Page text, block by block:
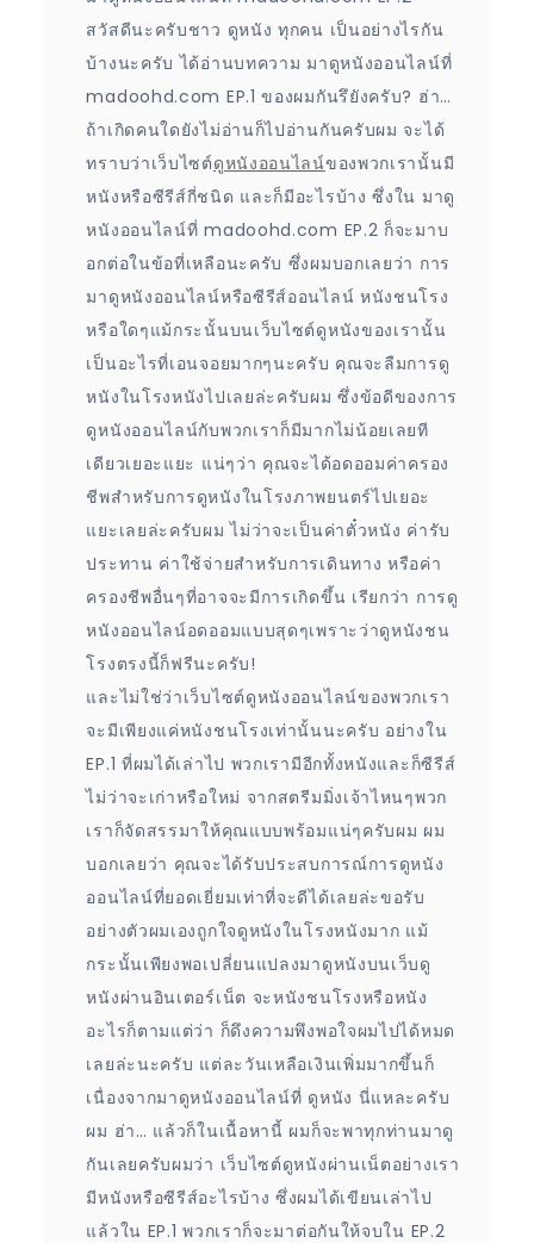
สวัสดีนะครับชาว ดูหนัง ทุกคน เป็นอย่างไรกัน
บ้างนะครับ ได้อ่านบทความ มาดูหนังออนไลน์ที่
madoohd.com EP.1 ของผมกันรึยังครับ? ฮ่า…
ถ้าเกิดคนใดยังไม่อ่านก็ไปอ่านกันครับผม จะได้
ทราบว่าเว็บไซต์ดูหนังออนไลน์ของพวกเรานั้นมี
หนังหรือซีรีส์กี่ชนิด และก็มีอะไรบ้าง ซึ่งใน มาดู
หนังออนไลน์ที่ madoohd.com EP.2 ก็จะมาบ
อกต่อในข้อที่เหลือนะครับ ซึ่งผมบอกเลยว่า การ
มาดูหนังออนไลน์หรือซีรีส์ออนไลน์ หนังชนโรง
หรือใดๆแม้กระนั้นบนเว็บไซต์ดูหนังของเรานั้น
เป็นอะไรที่เอนจอยมากๆนะครับ คุณจะลืมการดู
หนังในโรงหนังไปเลยล่ะครับผม ซึ่งข้อดีของการ
ดูหนังออนไลน์กับพวกเราก็มีมากไม่น้อยเลยที
เดียวเยอะแยะ แน่ๆว่า คุณจะได้อดออมค่าครอง
ชีพสำหรับการดูหนังในโรงภาพยนตร์ไปเยอะ
แยะเลยล่ะครับผม ไม่ว่าจะเป็นค่าตั๋วหนัง ค่ารับ
ประทาน ค่าใช้จ่ายสำหรับการเดินทาง หรือค่า
ครองชีพอื่นๆที่อาจจะมีการเกิดขึ้น เรียกว่า การดู
หนังออนไลน์อดออมแบบสุดๆเพราะว่าดูหนังชน
โรงตรงนี้ก็ฟรีนะครับ!
และไม่ใช่ว่าเว็บไซต์ดูหนังออนไลน์ของพวกเรา
จะมีเพียงแค่หนังชนโรงเท่านั้นนะครับ อย่างใน
EP.1 ที่ผมได้เล่าไป พวกเรามีอีกทั้งหนังและก็ซีรีส์
ไม่ว่าจะเก่าหรือใหม่ จากสตรีมมิ่งเจ้าไหนๆพวก
เราก็จัดสรรมาให้คุณแบบพร้อมแน่ๆครับผม ผม
บอกเลยว่า คุณจะได้รับประสบการณ์การดูหนัง
ออนไลน์ที่ยอดเยี่ยมเท่าที่จะดีได้เลยล่ะขอรับ
อย่างตัวผมเองถูกใจดูหนังในโรงหนังมาก แม้
กระนั้นเพียงพอเปลี่ยนแปลงมาดูหนังบนเว็บดู
หนังผ่านอินเตอร์เน็ต จะหนังชนโรงหรือหนัง
อะไรก็ตามแต่ว่า ก็ดึงความพึงพอใจผมไปได้หมด
เลยล่ะนะครับ แต่ละวันเหลือเงินเพิ่มมากขึ้นก็
เนื่องจากมาดูหนังออนไลน์ที่ ดูหนัง นี่แหละครับ
ผม ฮ่า… แล้วก็ในเนื้อหานี้ ผมก็จะพาทุกท่านมาดู
กันเลยครับผมว่า เว็บไซต์ดูหนังผ่านเน็ตอย่างเรา
มีหนังหรือซีรีส์อะไรบ้าง ซึ่งผมได้เขียนเล่าไป
แล้วใน EP.1 พวกเราก็จะมาต่อกันให้จบใน EP.2